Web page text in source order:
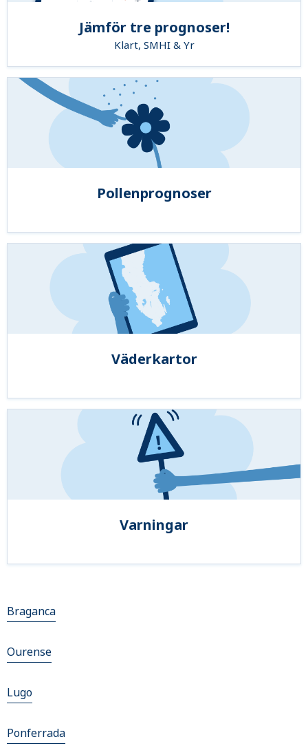
Jämför tre prognoser!
Klart, SMHI & Yr
Pollenprognoser
Väderkartor
Varningar
Braganca
Ourense
Lugo
Ponferrada